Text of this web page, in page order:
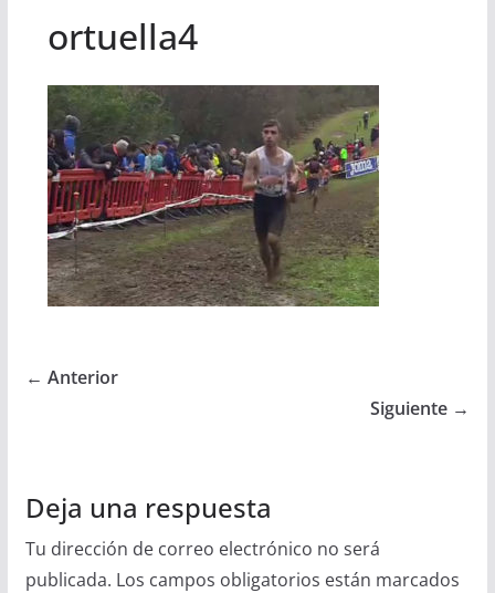
ortuella4
← Anterior
Siguiente →
Deja una respuesta
Tu dirección de correo electrónico no será
publicada. Los campos obligatorios están marcados